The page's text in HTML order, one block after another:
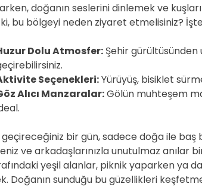
doğanın seslerini dinlemek ve
bu bölgeyi neden ziyaret etmelisiniz?
Dolu Atmosfer: Şehir gürültüsünden
Seçenekleri:Yürüyüş, bisiklet
Alıcı Manzaralar:Gölün muhteşem
geçireceğiniz bir gün, sadece doğa ile
ve arkadaşlarınızla unutulmaz anılar
yeşil alanlar, piknik yaparken ya
Doğanın sunduğu bu güzellikleri